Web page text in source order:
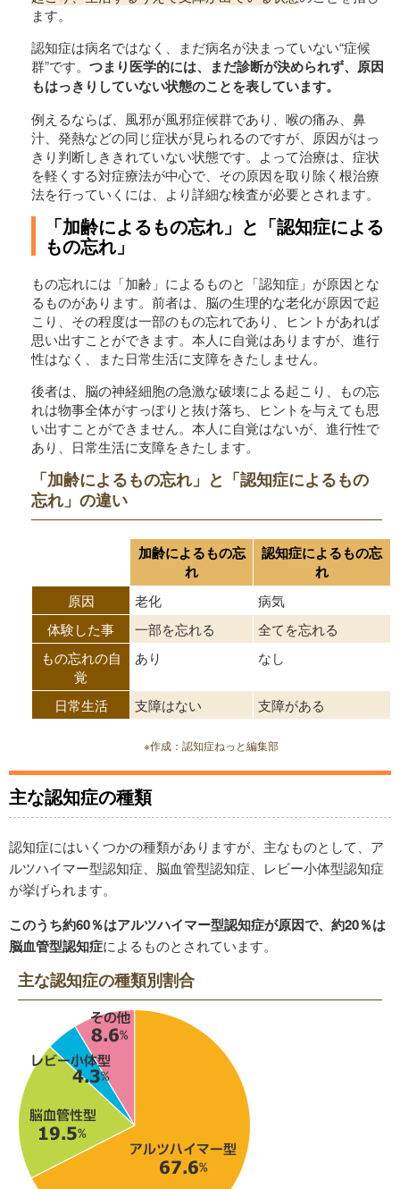
ます。
認知症は病名ではなく、まだ病名が決まっていない“症候
群”です。 つまり医学的には、まだ診断が決められず、原因
もはっきりしていない状態のことを表しています。
例えるならば、風邪が風邪症候群であり、喉の痛み、鼻
汁、発熱などの同じ症状が見られるのですが、原因がはっ
きり判断しききれていない状態です。よって治療は、症状
を軽くする対症療法が中心で、その原因を取り除く根治療
法を行っていくには、より詳細な検査が必要とされます。
「加齢によるもの忘れ」と「認知症による
もの忘れ」
もの忘れには「加齢」によるものと「認知症」が原因とな
るものがあります。前者は、脳の生理的な老化が原因で起
こり、その程度は一部のもの忘れであり、ヒントがあれば
思い出すことができます。本人に自覚はありますが、進行
性はなく、また日常生活に支障をきたしません。
後者は、脳の神経細胞の急激な破壊による起こり、もの忘
れは物事全体がすっぽりと抜け落ち、ヒントを与えても思
い出すことができません。本人に自覚はないが、進行性で
あり、日常生活に支障をきたします。
「加齢によるもの忘れ」と「認知症によるもの
忘れ」の違い
加齢によるもの忘
れ
認知症によるもの忘
れ
原因 老化
病気
体験した事
一部を忘れる
全てを忘れる
もの忘れの自
覚
あり なし
日常生活 支障はない 支障がある
※作成：認知症ねっと編集部
主な認知症の種類
認知症にはいくつかの種類がありますが、主なものとして、ア
ルツハイマー型認知症、脳血管型認知症、レビー小体型認知症
が挙げられます。
このうち約60％はアルツハイマー型認知症が原因で、約20％は
脳血管型認知症によるものとされています。
主な認知症の種類別割合